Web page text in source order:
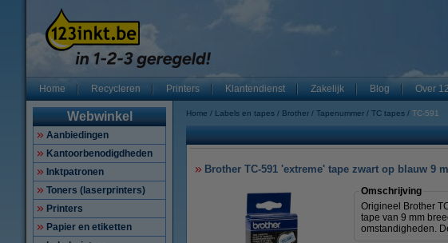
Home Recycleren Printers Klantendienst Zakelijk Blog Over
Webwinkel
Aanbiedingen
Kantoorbenodigdheden
Inktpatronen
Toners (laserprinters)
Printers
Papier en etiketten
Home Labels en tapes Brother Tapenummer TC tapes TC-591
Brother TC-591 'extreme' tape zwart op blauw 9
Omschrijving
Origineel Brother
tape van 9 mm
omstandigheden.